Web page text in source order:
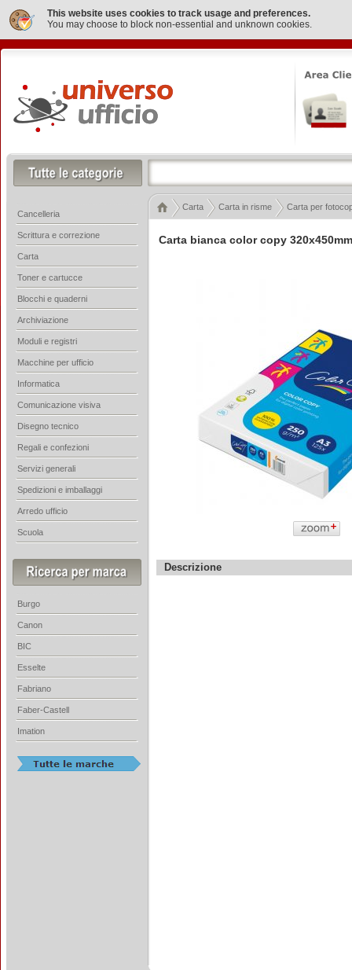
This website uses cookies to track usage and preferences.
You may choose to block non-essential and unknown cookies.
Carta bianca color copy
Descrizione
Carta Carta in risme Carta per
Cancelleria
Scrittura e correzione
Carta
Toner e cartucce
Blocchi e quaderni
Archiviazione
Moduli e registri
Macchine per ufficio
Informatica
Comunicazione visiva
Disegno tecnico
Regali e confezioni
Servizi generali
Spedizioni e imballaggi
Arredo ufficio
Scuola
Burgo
Canon
BIC
Esselte
Fabriano
Faber-Castell
Imation